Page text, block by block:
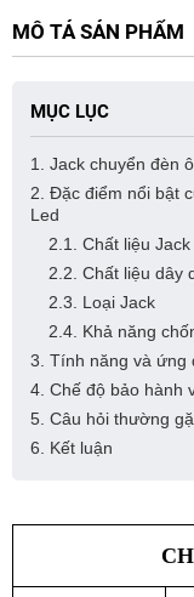
MÔ TẢ SẢN PHẨM
MỤC LỤC
1. Jack chuyển đèn
2. Đặc điểm nổi bật
Led
2.1. Chất liệu Jack
2.2. Chất liệu dây
2.3. Loại Jack
2.4. Khả năng
3. Tính năng và ứng
4. Chế độ bảo hành
5. Câu hỏi thường
6. Kết luận